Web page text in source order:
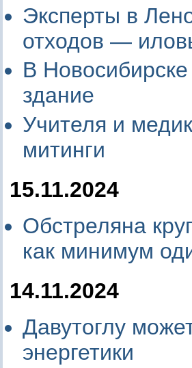
Эксперты в
отходов —
В
здание
Учителя и
митинги
15.11.2024
Обстреляна
как минимум
14.11.2024
Давутоглу
энергетики